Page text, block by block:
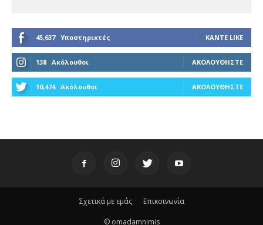
45,637 Υποστηρικτές ΚΆΝΤΕ LIKE
138 Ακόλουθοι ΑΚΟΛΟΥΘΉΣΤΕ
10,474 Ακόλουθοι ΑΚΟΛΟΥΘΉΣΤΕ
Σχετικά με εμάς Επικοινωνία
© omadamnimis